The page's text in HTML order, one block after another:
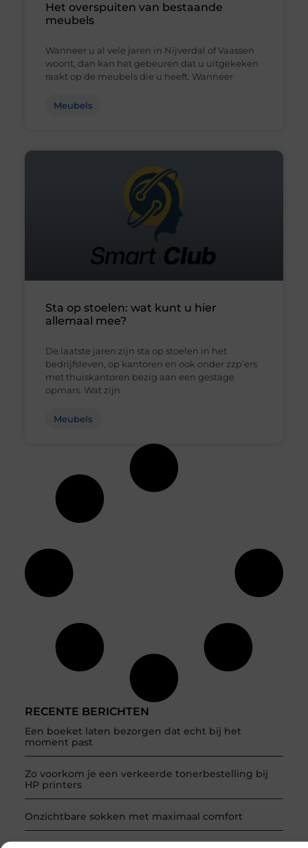
RECENTE BERICHTEN
Een boeket laten bezorgen dat echt bij het
moment past
Zo voorkom je een verkeerde tonerbestelling bij
HP printers
Onzichtbare sokken met maximaal comfort
Het overspuiten van bestaande
meubels
Wanneer u al vele jaren in Nijverdal of Vaassen
woont, dan kan het gebeuren dat u uitgekeken
raakt op de meubels die u heeft. Wanneer
Meubels
Sta op stoelen: wat kunt u hier
allemaal mee?
De laatste jaren zijn sta op stoelen in het
bedrijfsleven, op kantoren en ook onder zzp’ers
met thuiskantoren bezig aan een gestage
opmars. Wat zijn
Meubels